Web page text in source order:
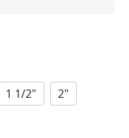
1 1/2"
2"